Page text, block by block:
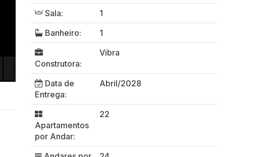
Sala:
1
Banheiro:
1
Construtora:
Vibra
Data de
Entrega:
Abril/2028
Apartamentos
por Andar:
22